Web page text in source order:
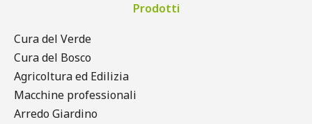
Prodotti
Cura del Verde
Cura del Bosco
Agricoltura ed Edilizia
Macchine professionali
Arredo Giardino